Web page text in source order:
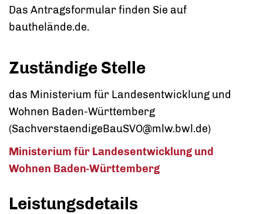
Das Antragsformular finden Sie auf
bauthelände.de.
Zuständige Stelle
das Ministerium für Landesentwicklung und
Wohnen Baden-Württemberg
(SachverstaendigeBauSVO@mlw.bwl.de)
Ministerium für Landesentwicklung und
Wohnen Baden-Württemberg
Leistungsdetails